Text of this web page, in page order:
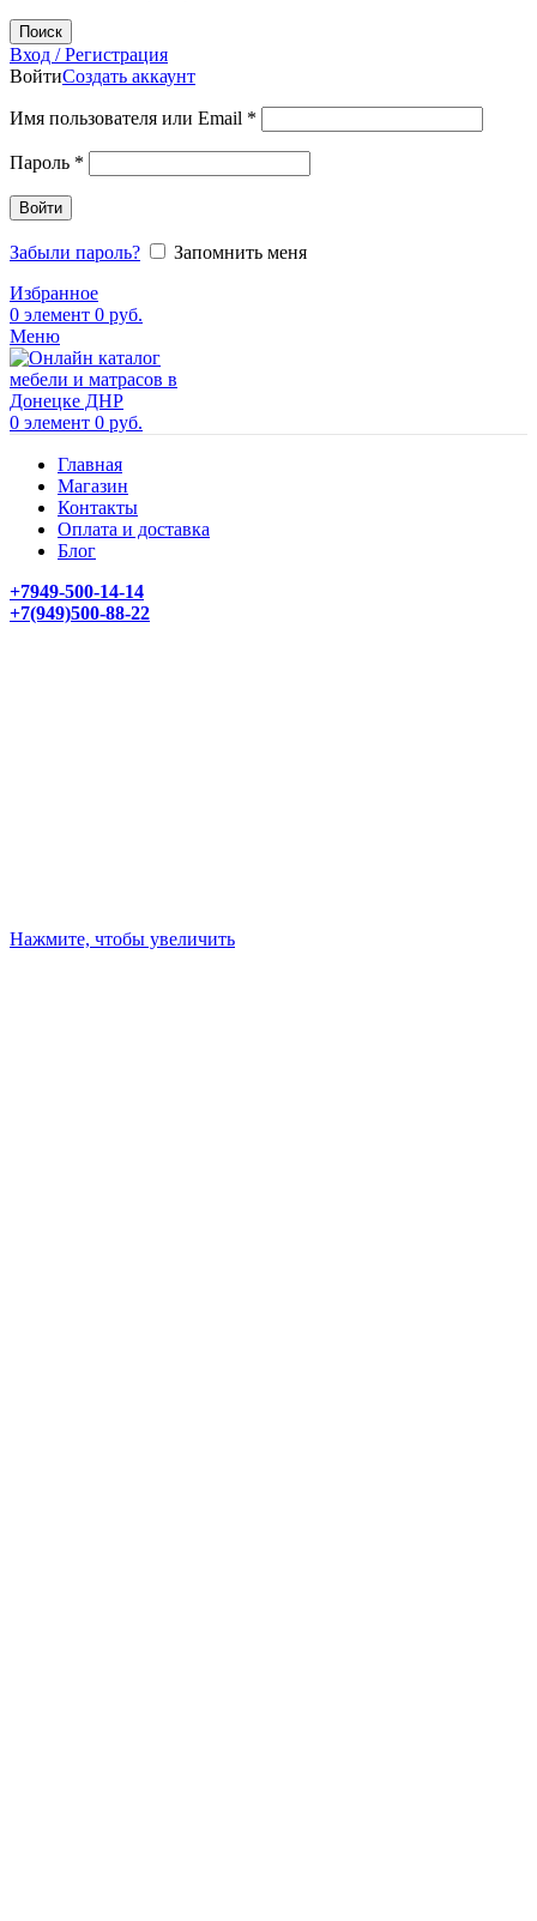
Поиск
Вход / Регистрация
ВойтиСоздать аккаунт
Имя пользователя или Email *
Пароль *
Войти
Забыли пароль?
Запомнить меня
Избранное
0 элемент 0 руб.
Меню
0 элемент 0 руб.
Главная
Магазин
Контакты
Оплата и доставка
Блог
+7949-500-14-14
+7(949)500-88-22
Нажмите, чтобы увеличить